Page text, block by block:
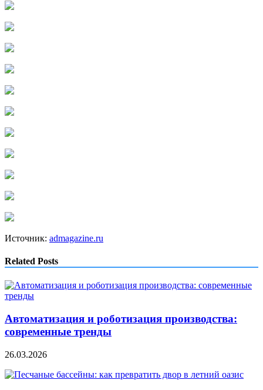
Источник: admagazine.ru
Related Posts
Автоматизация и роботизация производства:
современные тренды
26.03.2026